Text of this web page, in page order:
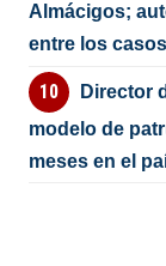
Almácigos;
entre los casos
Director
modelo de
meses en el